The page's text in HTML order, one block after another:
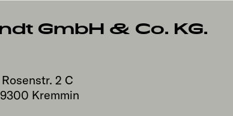
GmbH & Co. KG.
Rosenstr. 2 C
Kremmin